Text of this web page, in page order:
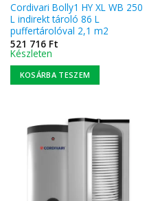
Cordivari Bolly1 HY XL WB 250
L indirekt tároló 86 L
puffertárolóval 2,1 m2
521 716 Ft
Készleten
KOSÁRBA TESZEM